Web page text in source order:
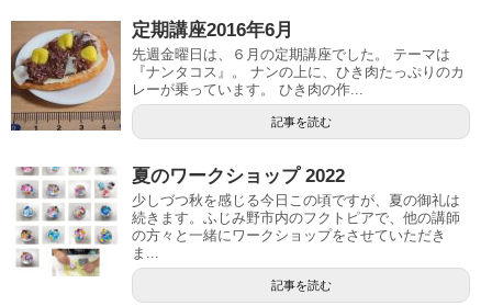
定期講座2016年6月
先週金曜日は、６月の定期講座でした。 テーマは
『ナンタコス』。 ナンの上に、ひき肉たっぷりのカ
レーが乗っています。 ひき肉の作...
記事を読む
夏のワークショップ 2022
少しづつ秋を感じる今日この頃ですが、夏の御礼は
続きます。ふじみ野市内のフクトピアで、他の講師
の方々と一緒にワークショップをさせていただき
ま...
記事を読む